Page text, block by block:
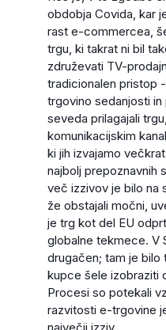
obdobja Covida, kar
rast e-commercea,
trgu, ki takrat ni bil
združevati TV-
tradicionalen pristop
trgovino sedanjosti
seveda prilagajali
komunikacijskim
ki jih izvajamo
najbolj prepoznavnih
več izzivov je bilo na
že obstajali močni,
je trg kot del EU
globalne tekmece. V
drugačen; tam je bilo
kupce šele izobraziti
Procesi so potekali
razvitosti e-trgovine